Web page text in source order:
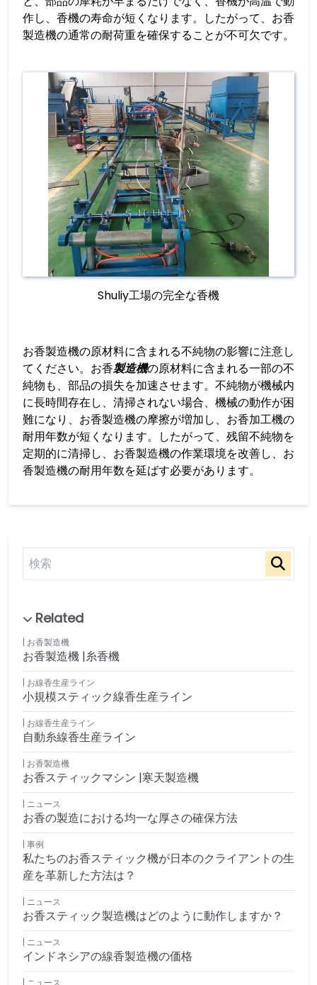
お香製造機
お香製造機 |糸香機
お線香生産ライン
小規模スティック線香生産ライン
お線香生産ライン
自動糸線香生産ライン
お香製造機
お香スティックマシン |寒天製造機
ニュース
お香の製造における均一な厚さの確保方法
事例
私たちのお香スティック機が日本のクライアントの生
産を革新した方法は？
ニュース
お香スティック製造機はどのように動作しますか？
ニュース
インドネシアの線香製造機の価格
ニュース
作し、香機の寿命が短くなります。したがって、お香
製造機の通常の耐荷重を確保することが不可欠です。
Shuliy工場の完全な香機
お香製造機の原材料に含まれる不純物の影響に注意し
てください。お香製造機の原材料に含まれる一部の不
純物も、部品の損失を加速させます。不純物が機械内
に長時間存在し、清掃されない場合、機械の動作が困
難になり、お香製造機の摩擦が増加し、お香加工機の
耐用年数が短くなります。したがって、残留不純物を
定期的に清掃し、お香製造機の作業環境を改善し、お
香製造機の耐用年数を延ばす必要があります。